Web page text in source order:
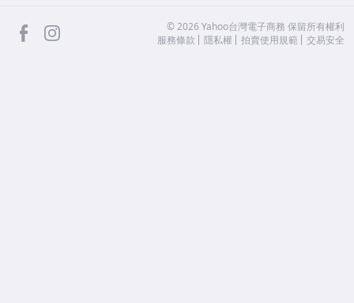
facebook ©2026 Yahoo台灣電子商務 保留所有權利
服務條款
隱私權 拍賣使用規範 交易安全